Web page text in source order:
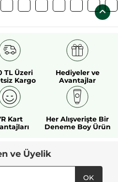
TL Üzeri
Kargo
Hediyeler ve
Avantajlar
Kart
Her Alışverişte Bir
Deneme Boy Ürün
ve Üyelik
OK